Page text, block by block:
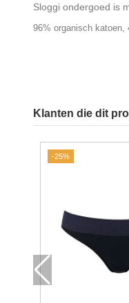
Sloggi ondergoed is
96% organisch katoen,
Klanten die dit
-25%